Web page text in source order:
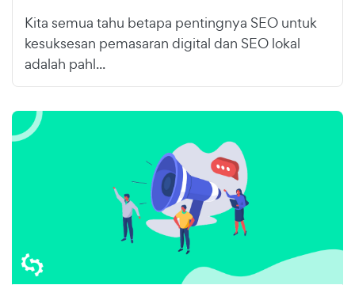
Kita semua tahu betapa pentingnya SEO untuk
kesuksesan pemasaran digital dan SEO lokal
adalah pahl...